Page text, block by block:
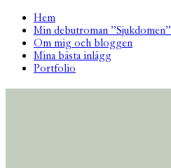
Hem
Min debutroman ”Sjukdomen”
Om mig och bloggen
Mina bästa inlägg
Portfolio